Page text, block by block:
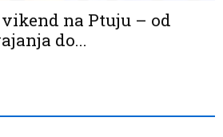
na Ptuju – od
do...